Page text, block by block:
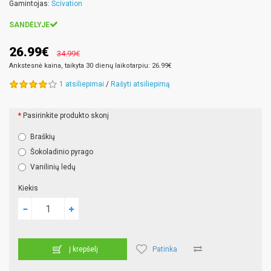
Gamintojas: Scivation
SANDĖLYJE
26.99€ 34.99€
Ankstesnė kaina, taikyta 30 dienų laikotarpiu: 26.99€
1 atsiliepimai / Rašyti atsiliepimą
Pasirinkite produkto skonį
Braškių
Šokoladinio pyrago
Vanilinių ledų
Kiekis
Į krepšelį Patinka